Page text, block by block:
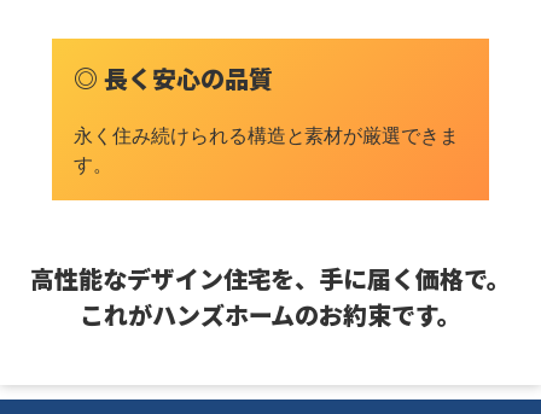
◎ 長く安心の品質
永く住み続けられる構造と素材が厳選できま
す。
高性能なデザイン住宅を、手に届く価格で。
これがハンズホームのお約束です。